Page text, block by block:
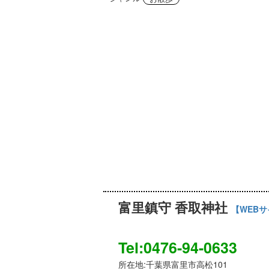
富里鎮守 香取神社 【WEB
Tel:0476-94-0633
所在地:千葉県富里市高松101